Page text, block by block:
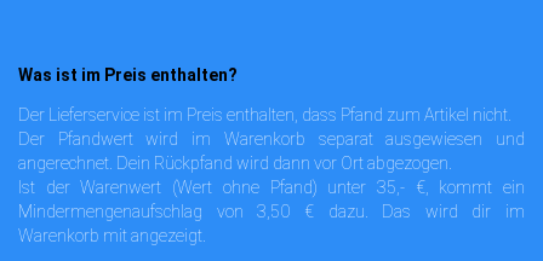
Was ist im Preis enthalten?
Der Lieferservice ist im Preis enthalten, dass Pfand zum Artikel nicht.
Der Pfandwert wird im Warenkorb separat ausgewiesen und
angerechnet. Dein Rückpfand wird dann vor Ort abgezogen.
Ist der Warenwert (Wert ohne Pfand) unter 35,- €, kommt ein
Mindermengenaufschlag von 3,50 € dazu. Das wird dir im
Warenkorb mit angezeigt.